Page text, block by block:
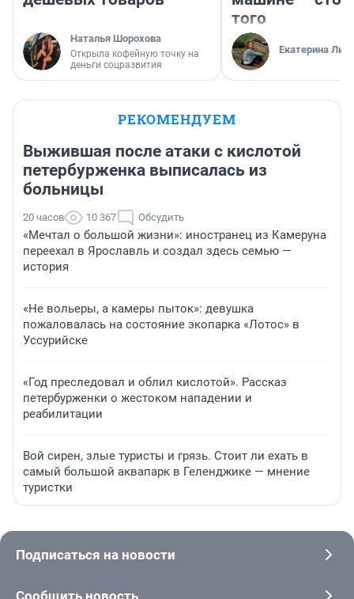
Наталья Шорохова
Открыла кофейную точку на
деньги соцразвития
того
Екатерина
РЕКОМЕНДУЕМ
Выжившая после атаки с кислотой
петербурженка выписалась из
больницы
20 часов 10 367 Обсудить
«Мечтал о большой жизни»: иностранец из Камеруна
переехал в Ярославль и создал здесь семью —
история
«Не вольеры, а камеры пыток»: девушка
пожаловалась на состояние экопарка «Лотос» в
Уссурийске
«Год преследовал и облил кислотой». Рассказ
петербурженки о жестоком нападении и
реабилитации
Вой сирен, злые туристы и грязь. Стоит ли ехать в
самый большой аквапарк в Геленджике — мнение
туристки
Подписаться на новости